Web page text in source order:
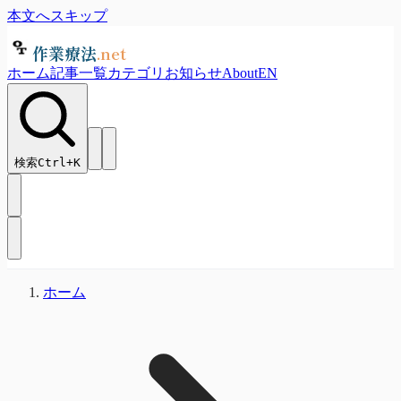
本文へスキップ
作業療法.net
ホーム記事一覧カテゴリ お知らせAboutEN
検索Ctrl+K
ホーム